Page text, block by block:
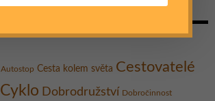
Autostop Cesta kolem světa Cestovatelé
Cyklo Dobrodružství Dobročinnost